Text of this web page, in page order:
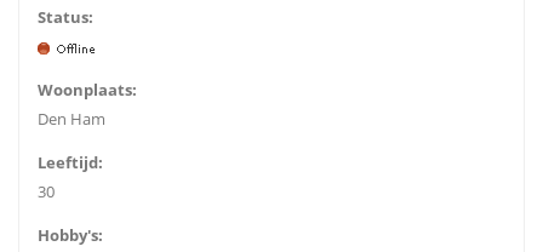
Status:
Woonplaats:
Den Ham
Leeftijd:
30
Hobby's: